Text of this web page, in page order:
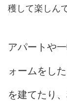
穫して楽しん
アパートや
ォームをし
を建てたり